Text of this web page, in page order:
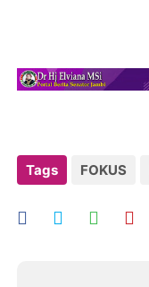
Tags FOKUS